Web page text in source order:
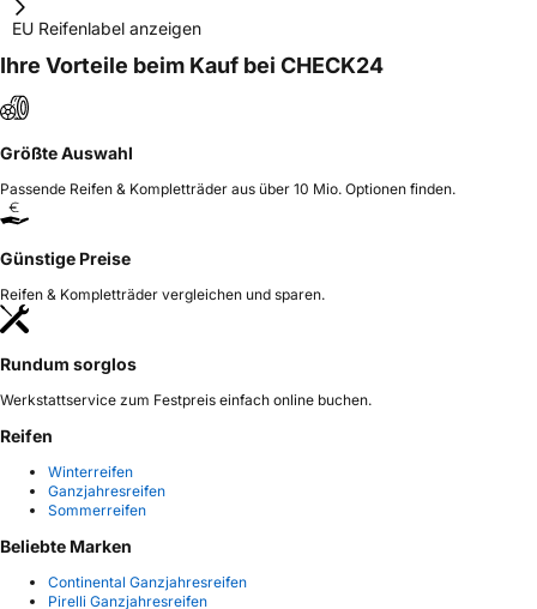
EU Reifenlabel anzeigen
Ihre Vorteile beim Kauf bei CHECK24
Größte Auswahl
Passende Reifen & Kompletträder aus über 10 Mio. Optionen finden.
Günstige Preise
Reifen & Kompletträder vergleichen und sparen.
Rundum sorglos
Werkstattservice zum Festpreis einfach online buchen.
Reifen
Winterreifen
Ganzjahresreifen
Sommerreifen
Beliebte Marken
Continental Ganzjahresreifen
Pirelli Ganzjahresreifen